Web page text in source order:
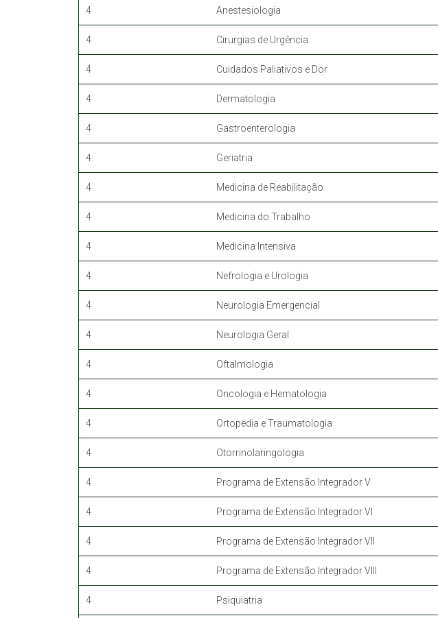
4 Anestesiologia
4 Cirurgias de Urgência
4 Cuidados Paliativos e Dor
4 Dermatologia
4 Gastroenterologia
4 Geriatria
4 Medicina de Reabilitação
4 Medicina do Trabalho
4 Medicina Intensiva
4 Nefrologia e Urologia
4 Neurologia Emergencial
4 Neurologia Geral
4 Oftalmologia
4 Oncologia e Hematologia
4 Ortopedia e Traumatologia
4 Otorrinolaringologia
4 Programa de Extensão Integrador V
4 Programa de Extensão Integrador VI
4 Programa de Extensão Integrador VII
4 Programa de Extensão Integrador VIII
4 Psiquiatria